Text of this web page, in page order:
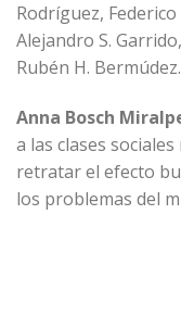
Rodríguez,
Alejandro S.
Rubén H. Bermúdez.
Anna Bosch
a las clases
retratar el efecto
los problemas del